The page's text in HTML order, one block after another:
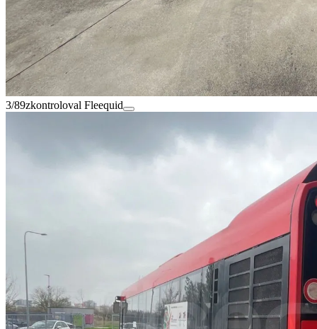
3/89zkontroloval Fleequid